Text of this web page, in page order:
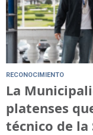
RECONOCIMIENTO
La
platenses
técnico de la